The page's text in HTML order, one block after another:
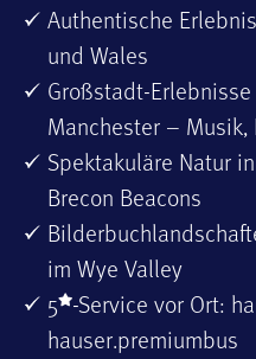
Authentische
und Wales
Großstadt-
Manchester – Musik,
Spektakuläre Natur
Brecon Beacons
im Wye Valley
5 -Service vor Ort:
hauser.premiumbus